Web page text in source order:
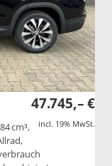
47.745,– €
incl. 19% MwSt.
cm³,